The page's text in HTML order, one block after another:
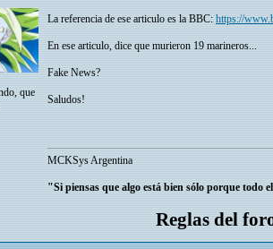
que
La referencia de ese articulo es la BBC: https://
En ese articulo, dice que murieron 19 marineros...
Fake News?
Saludos!
MCKSys Argentina
"Si piensas que algo está bien sólo porque todo
Reglas del